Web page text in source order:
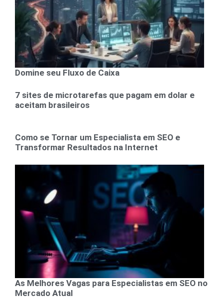
Domine seu Fluxo de Caixa
7 sites de microtarefas que pagam em dolar e
aceitam brasileiros
Como se Tornar um Especialista em SEO e
Transformar Resultados na Internet
As Melhores Vagas para Especialistas em SEO no
Mercado Atual